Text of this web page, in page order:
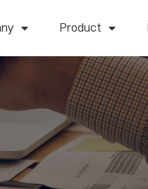
Product